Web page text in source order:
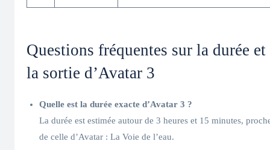
Questions fréquentes sur la durée et
la sortie d’Avatar 3
Quelle est la durée exacte d’Avatar 3 ?
La durée est estimée autour de 3 heures et 15 minutes,
de celle d’Avatar : La Voie de l’eau.